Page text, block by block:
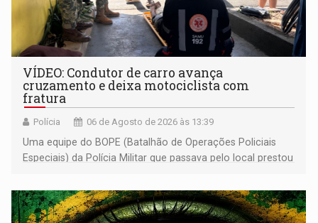
VÍDEO: Condutor de carro avança
cruzamento e deixa motociclista com
fratura
Polícia 06 de Agosto de 2026 às 13:39
Uma equipe do BOPE (Batalhão de Operações Policiais
Especiais) da Polícia Militar que passava pelo local prestou